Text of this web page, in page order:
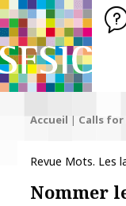
SFSIC Société
Accueil | Calls for
Revue Mots. Les
Nommer